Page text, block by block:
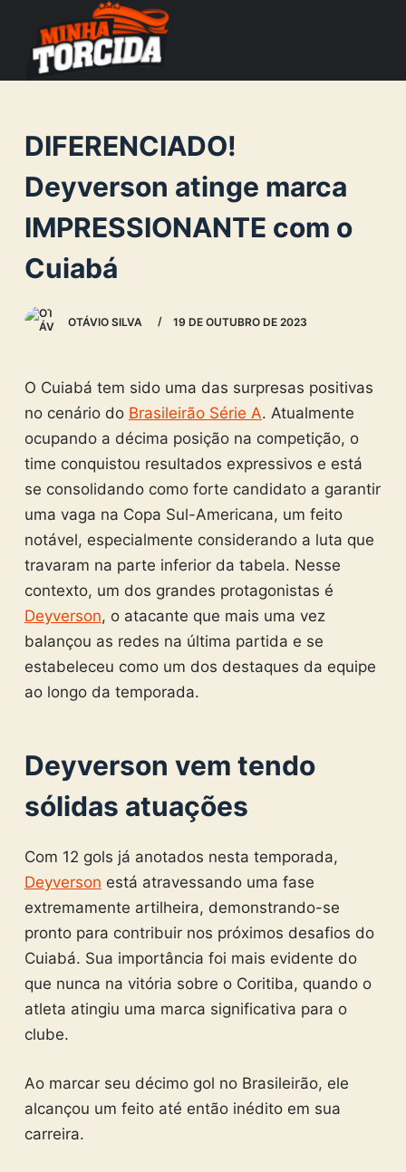
c
o
e
DIFERENCIADO!
Deyverson atinge marca
IMPRESSIONANTE com o
Cuiabá
OTÁVIO SILVA 19 DE OUTUBRO DE 2023
O Cuiabá tem sido uma das surpresas positivas
no cenário do Brasileirão Série A. Atualmente
ocupando a décima posição na competição, o
time conquistou resultados expressivos e está
se consolidando como forte candidato a garantir
uma vaga na Copa Sul-Americana, um feito
notável, especialmente considerando a luta que
travaram na parte inferior da tabela. Nesse
contexto, um dos grandes protagonistas é
Deyverson, o atacante que mais uma vez
balançou as redes na última partida e se
estabeleceu como um dos destaques da equipe
ao longo da temporada.
Deyverson vem tendo
sólidas atuações
Com 12 gols já anotados nesta temporada,
Deyverson está atravessando uma fase
extremamente artilheira, demonstrando-se
pronto para contribuir nos próximos desafios do
Cuiabá. Sua importância foi mais evidente do
que nunca na vitória sobre o Coritiba, quando o
atleta atingiu uma marca significativa para o
clube.
Ao marcar seu décimo gol no Brasileirão, ele
alcançou um feito até então inédito em sua
carreira.